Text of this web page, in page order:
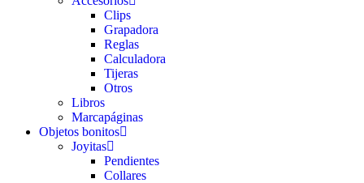
Clips
Grapadora
Reglas
Calculadora
Tijeras
Otros
Libros
Marcapáginas
Objetos bonitos
Joyitas
Pendientes
Collares